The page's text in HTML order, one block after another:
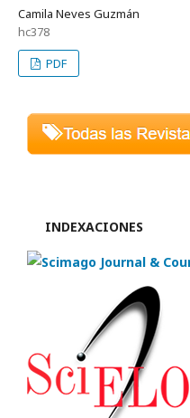
Camila Neves Guzmán
hc378
PDF
INDEXACIONES